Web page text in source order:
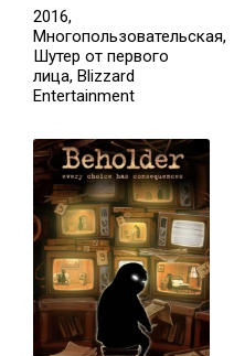
2016,
Многопользовательская,
Шутер от первого
лица, Blizzard
Entertainment